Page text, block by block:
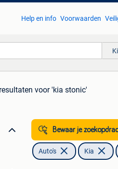
Help en info Voorwaarden
voor 'kia stonic'
Bewaar je
Auto's Kia